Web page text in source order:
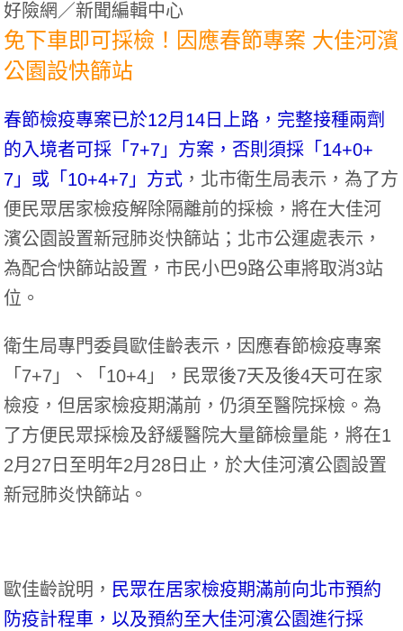
好險網／新聞編輯中心
免下車即可採檢！因應春節專案 大佳河濱
公園設快篩站
春節檢疫專案已於12月14日上路，完整接種兩劑
的入境者可採「7+7」方案，否則須採「14+0+
7」或「10+4+7」方式 ，北市衛生局表示，為了方
便民眾居家檢疫解除隔離前的採檢，將在大佳河
濱公園設置新冠肺炎快篩站；北市公運處表示，
為配合快篩站設置，市民小巴9路公車將取消3站
位。
衛生局專門委員歐佳齡表示，因應春節檢疫專案
「7+7」、「10+4」，民眾後7天及後4天可在家
檢疫，但居家檢疫期滿前，仍須至醫院採檢。為
了方便民眾採檢及舒緩醫院大量篩檢量能，將在1
2月27日至明年2月28日止，於大佳河濱公園設置
新冠肺炎快篩站。
歐佳齡說明， 民眾在居家檢疫期滿前向北市預約
防疫計程車，以及預約至大佳河濱公園進行採